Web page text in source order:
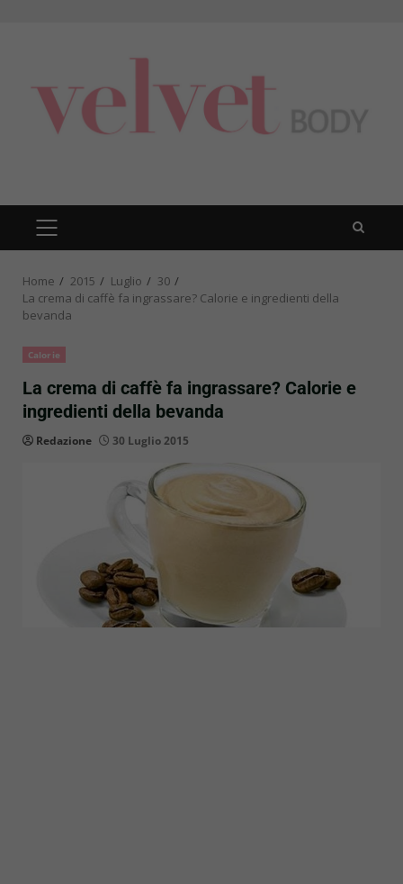
PRIMARY
MENU
Home 2015 Luglio
30
La crema di caffè fa ingrassare? Calorie e ingredienti della
bevanda
Calorie
La crema di caffè fa ingrassare? Calorie e
ingredienti della bevanda
Redazione 30 Luglio 2015